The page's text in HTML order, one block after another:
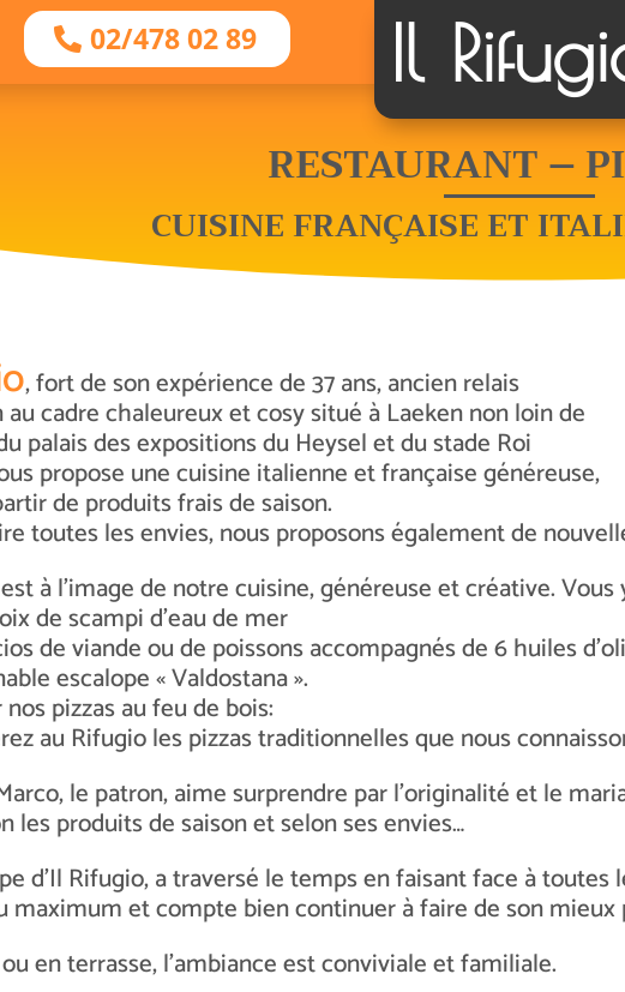
02/478 02 89 Il
RESTAURANT –
CUISINE FRANÇAISE ET
, fort de son expérience de 37 ans, ancien relais
cadre chaleureux et cosy situé à Laeken non loin de
palais des expositions du Heysel et du stade Roi
propose une cuisine italienne et française généreuse,
de produits frais de saison.
toutes les envies, nous proposons également de
à l’image de notre cuisine, généreuse et créative.
de scampi d’eau de mer
de viande ou de poissons accompagnés de 6 huiles
escalope « Valdostana ».
pizzas au feu de bois:
au Rifugio les pizzas traditionnelles que nous
le patron, aime surprendre par l’originalité et le
les produits de saison et selon ses envies…
d’Il Rifugio, a traversé le temps en faisant face à
maximum et compte bien continuer à faire de son
en terrasse, l’ambiance est conviviale et familiale.